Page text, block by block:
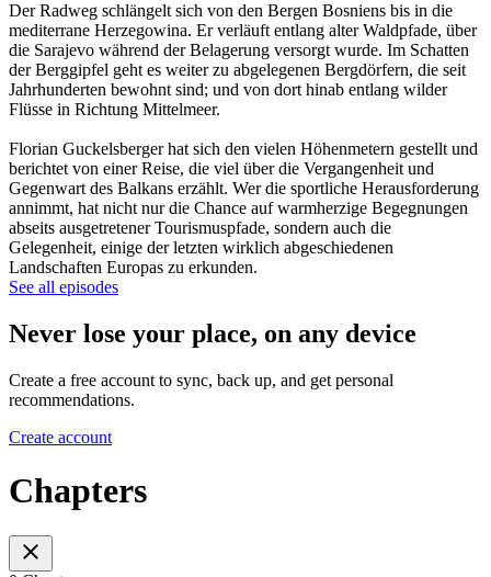
Der Radweg schlängelt sich von den Bergen Bosniens bis in die
mediterrane Herzegowina. Er verläuft entlang alter Waldpfade, über
die Sarajevo während der Belagerung versorgt wurde. Im Schatten
der Berggipfel geht es weiter zu abgelegenen Bergdörfern, die seit
Jahrhunderten bewohnt sind; und von dort hinab entlang wilder
Flüsse in Richtung Mittelmeer.
Florian Guckelsberger hat sich den vielen Höhenmetern gestellt und
berichtet von einer Reise, die viel über die Vergangenheit und
Gegenwart des Balkans erzählt. Wer die sportliche Herausforderung
annimmt, hat nicht nur die Chance auf warmherzige Begegnungen
abseits ausgetretener Tourismuspfade, sondern auch die
Gelegenheit, einige der letzten wirklich abgeschiedenen
Landschaften Europas zu erkunden.
See all episodes
Never lose your place, on any device
Create a free account to sync, back up, and get personal
recommendations.
Create account
Chapters